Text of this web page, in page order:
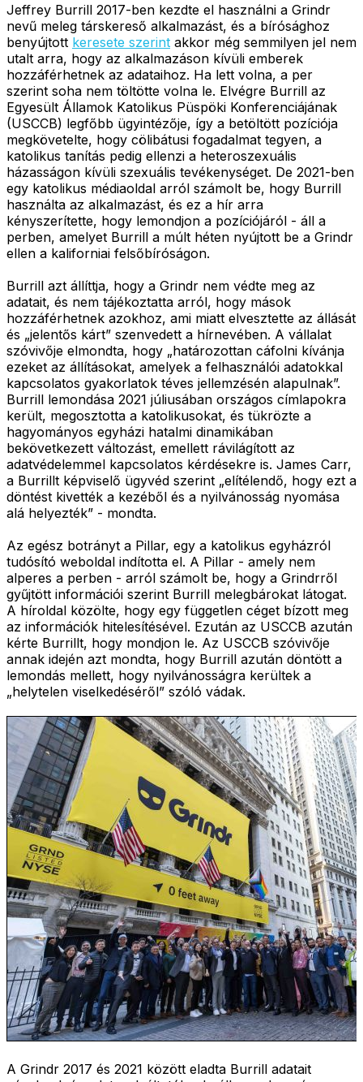
Jeffrey Burrill 2017-ben kezdte el használni a Grindr
nevű meleg társkereső alkalmazást, és a bírósághoz
benyújtott keresete szerint akkor még semmilyen jel nem
utalt arra, hogy az alkalmazáson kívüli emberek
hozzáférhetnek az adataihoz. Ha lett volna, a per
szerint soha nem töltötte volna le. Elvégre Burrill az
Egyesült Államok Katolikus Püspöki Konferenciájának
(USCCB) legfőbb ügyintézője, így a betöltött pozíciója
megkövetelte, hogy cölibátusi fogadalmat tegyen, a
katolikus tanítás pedig ellenzi a heteroszexuális
házasságon kívüli szexuális tevékenységet. De 2021-ben
egy katolikus médiaoldal arról számolt be, hogy Burrill
használta az alkalmazást, és ez a hír arra
kényszerítette, hogy lemondjon a pozíciójáról - áll a
perben, amelyet Burrill a múlt héten nyújtott be a Grindr
ellen a kaliforniai felsőbíróságon.
Burrill azt állíttja, hogy a Grindr nem védte meg az
adatait, és nem tájékoztatta arról, hogy mások
hozzáférhetnek azokhoz, ami miatt elvesztette az állását
és „jelentős kárt” szenvedett a hírnevében. A vállalat
szóvivője elmondta, hogy „határozottan cáfolni kívánja
ezeket az állításokat, amelyek a felhasználói adatokkal
kapcsolatos gyakorlatok téves jellemzésén alapulnak”.
Burrill lemondása 2021 júliusában országos címlapokra
került, megosztotta a katolikusokat, és tükrözte a
hagyományos egyházi hatalmi dinamikában
bekövetkezett változást, emellett rávilágított az
adatvédelemmel kapcsolatos kérdésekre is. James Carr,
a Burrillt képviselő ügyvéd szerint „elítélendő, hogy ezt a
döntést kivették a kezéből és a nyilvánosság nyomása
alá helyezték” - mondta.
Az egész botrányt a Pillar, egy a katolikus egyházról
tudósító weboldal indította el. A Pillar - amely nem
alperes a perben - arról számolt be, hogy a Grindrről
gyűjtött információi szerint Burrill melegbárokat látogat.
A híroldal közölte, hogy egy független céget bízott meg
az információk hitelesítésével. Ezután az USCCB azután
kérte Burrillt, hogy mondjon le. Az USCCB szóvivője
annak idején azt mondta, hogy Burrill azután döntött a
lemondás mellett, hogy nyilvánosságra kerültek a
„helytelen viselkedéséről” szóló vádak.
A Grindr 2017 és 2021 között eladta Burrill adatait